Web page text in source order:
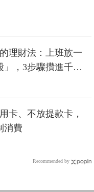
理財法：上班族一
」，3步驟攢進千萬
卡、不放提款卡，
消費
Recommended by